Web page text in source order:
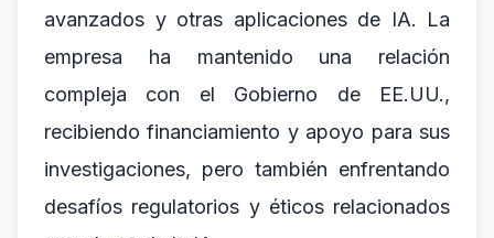
avanzados y otras aplicaciones de IA. La
empresa ha mantenido una relación
compleja con el Gobierno de EE.UU.,
recibiendo financiamiento y apoyo para sus
investigaciones, pero también enfrentando
desafíos regulatorios y éticos relacionados